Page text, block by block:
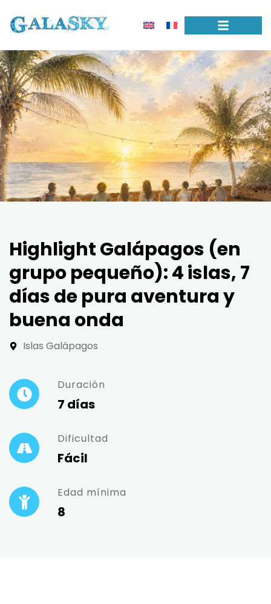
Highlight Galápagos (en
grupo pequeño): 4 islas, 7
días de pura aventura y
buena onda
Islas Galápagos
Duración
7 días
Dificultad
Fácil
Edad mínima
8